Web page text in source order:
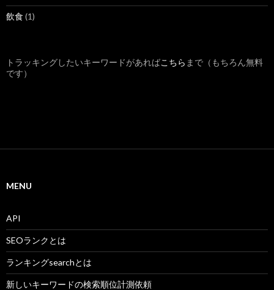
飲食 (1)
トラッキングしたいキーワードがあればこちら まで（もちろん無料
です）
MENU
API
SEOランクとは
ランキングsearchとは
新しいキーワードの検索順位計測依頼